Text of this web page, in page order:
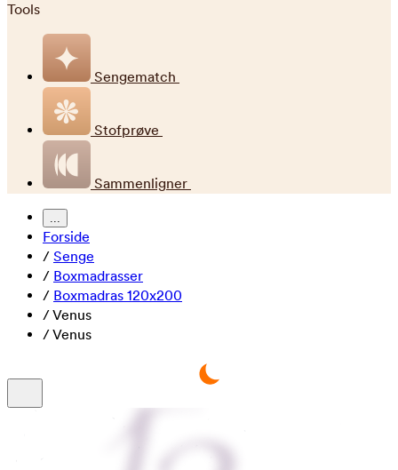
Tools
Sengematch
Stofprøve
Sammenligner
...
Forside
/ Senge
/ Boxmadrasser
/ Boxmadras 120x200
/Venus
/Venus